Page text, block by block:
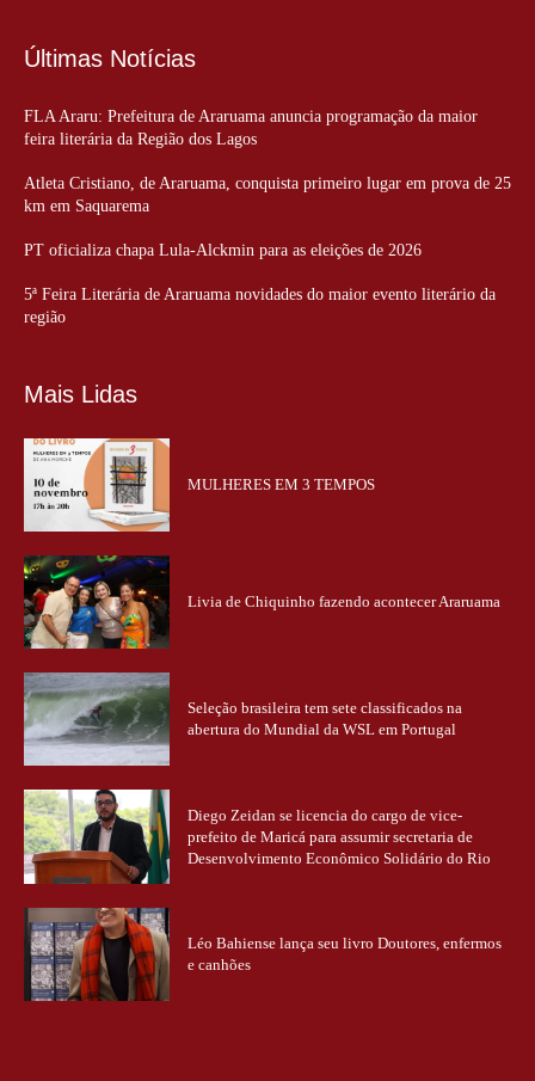
Últimas Notícias
FLA Araru: Prefeitura de Araruama anuncia programação da maior
feira literária da Região dos Lagos
Atleta Cristiano, de Araruama, conquista primeiro lugar em prova de 25
km em Saquarema
PT oficializa chapa Lula-Alckmin para as eleições de 2026
5ª Feira Literária de Araruama novidades do maior evento literário da
região
Mais Lidas
MULHERES EM 3 TEMPOS
Livia de Chiquinho fazendo acontecer Araruama
Seleção brasileira tem sete classificados na
abertura do Mundial da WSL em Portugal
Diego Zeidan se licencia do cargo de vice-
prefeito de Maricá para assumir secretaria de
Desenvolvimento Econômico Solidário do Rio
Léo Bahiense lança seu livro Doutores, enfermos
e canhões